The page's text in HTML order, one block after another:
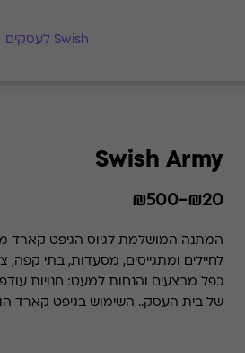
Swish לעסקים
Swish Army
₪20-₪500
המתנה המושלמת
לחיילים ומתגייסים, מסעדות, בתי קפה,
כפל מבצעים והנחות למעט: חנויות
של בית העסק.. השימוש בגיפט קארד הוא רב פעמי עד סיום היתרה.